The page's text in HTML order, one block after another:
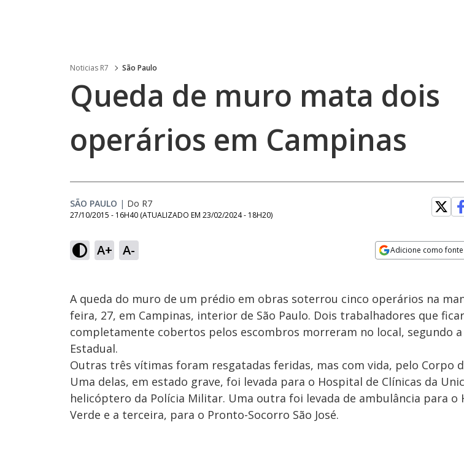
Noticias R7 São Paulo
Queda de muro mata dois
operários em Campinas
SÃO PAULO | Do R7
27/10/2015 - 16H40 (ATUALIZADO EM 23/02/2024 - 18H20)
A+ A- Adicione como
A queda do muro de um prédio em obras soterrou cinco operários na
feira, 27, em Campinas, interior de São Paulo. Dois trabalhadores que
completamente cobertos pelos escombros morreram no local, segundo a
Estadual.
Outras três vítimas foram resgatadas feridas, mas com vida, pelo Corpo
Uma delas, em estado grave, foi levada para o Hospital de Clínicas da
helicóptero da Polícia Militar. Uma outra foi levada de ambulância para o
Verde e a terceira, para o Pronto-Socorro São José.